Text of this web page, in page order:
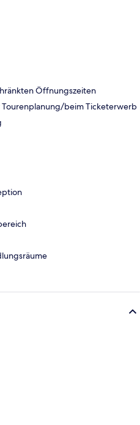
Öffnungszeiten
beim Ticketerwerb